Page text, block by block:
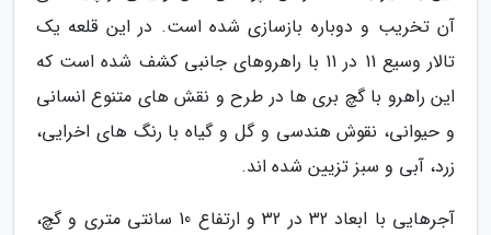
آن تخریب و دوباره بازسازی شده است. در این قلعه یک
تالار وسیع 11 در 11 با راهروهای جانبی کشف شده است که
این راهرو با گچ بری ها در طرح و نقش های متنوع انسانی
و حیوانی، نقوش هندسی و گل و گیاه با رنگ های اخرایی،
زرد، آبی و سبز تزیین شده اند.
آجرهایی با ابعاد 32 در 32 و ارتفاع 10 سانتی متری و گچ،